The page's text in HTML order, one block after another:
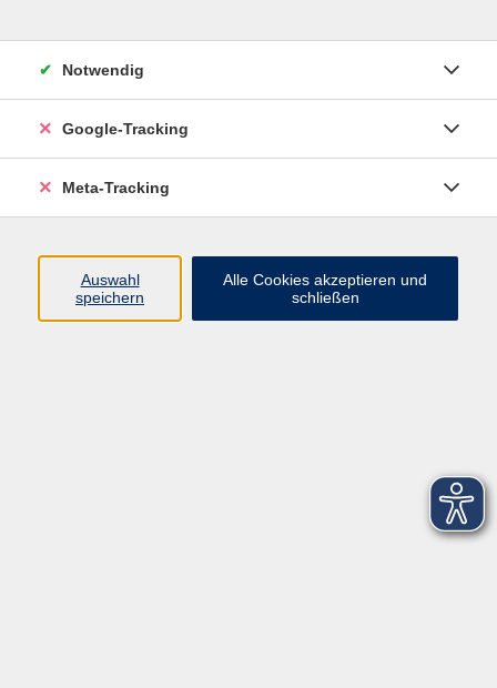
Über uns
Notwendig
Google-Tracking
Meta-Tracking
Auswahl
speichern
Alle Cookies akzeptieren und
schließen